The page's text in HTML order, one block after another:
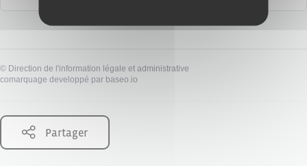
© Direction de l'information légale et administrative
comarquage developpé par baseo.io
Partager